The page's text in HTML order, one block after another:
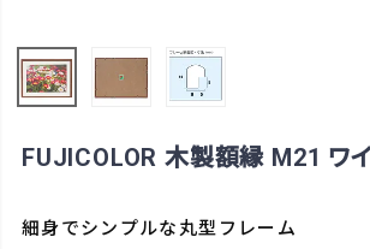
FUJICOLOR 木製額縁 M21 ワ
細身でシンプルな丸型フレーム